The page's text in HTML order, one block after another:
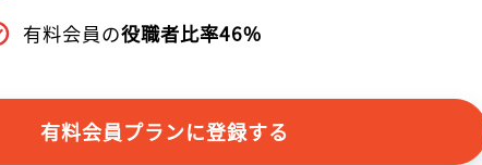
有料会員の役職者比率46%
有料会員プランに登録する